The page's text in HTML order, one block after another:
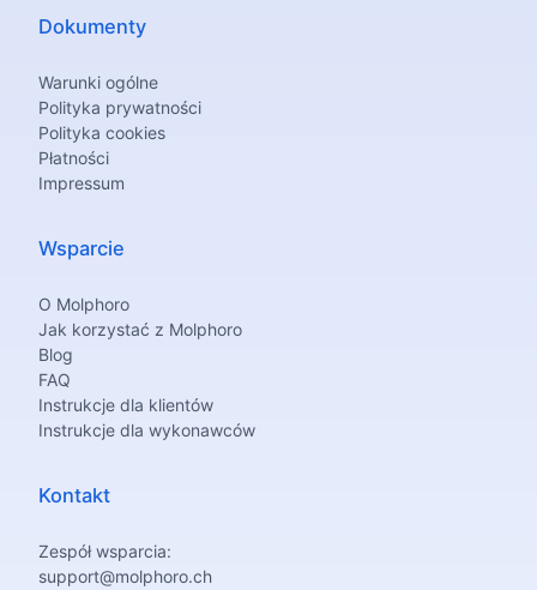
Dokumenty
Warunki ogólne
Polityka prywatności
Polityka cookies
Płatności
Impressum
Wsparcie
O Molphoro
Jak korzystać z Molphoro
Blog
FAQ
Instrukcje dla klientów
Instrukcje dla wykonawców
Kontakt
Zespół wsparcia:
support@molphoro.ch